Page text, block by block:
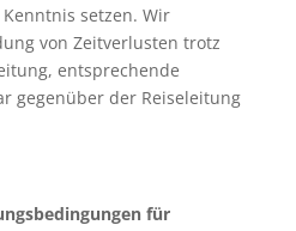
setzen. Wir
von Zeitverlusten trotz
entsprechende
gegenüber der Reiseleitung
für